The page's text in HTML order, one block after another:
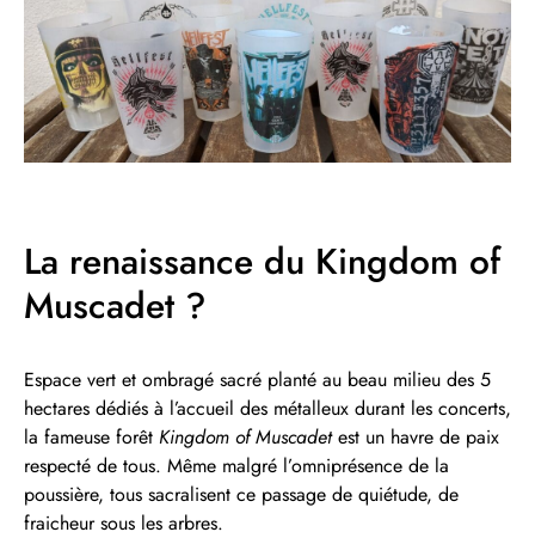
La renaissance du Kingdom of
Muscadet ?
Espace vert et ombragé sacré planté au beau milieu des 5
hectares dédiés à l’accueil des métalleux durant les concerts,
la fameuse forêt Kingdom of Muscadetest un havre de paix
respecté de tous. Même malgré l’omniprésence de la
poussière, tous sacralisent ce passage de quiétude, de
fraicheur sous les arbres.